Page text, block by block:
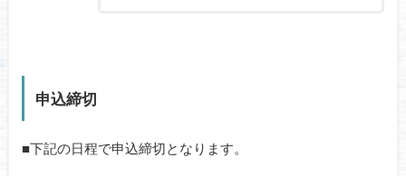
申込締切
■下記の日程で申込締切となります。